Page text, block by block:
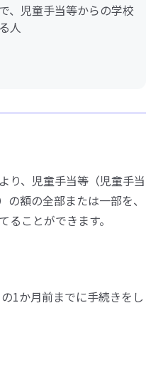
、児童手当等からの学校
人
り、児童手当等（児童手当
額の全部または一部を、
ことができます。
1か月前までに手続きをし